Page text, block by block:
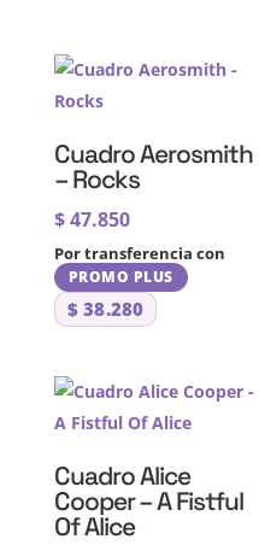
Cuadro Aerosmith
– Rocks
$47.850
Por transferencia con
PROMO PLUS
$ 38.280
Cuadro Alice
Cooper – A Fistful
Of Alice